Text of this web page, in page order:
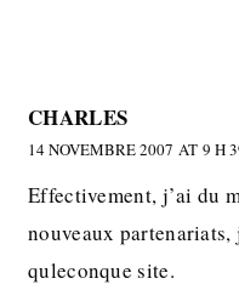
CHARLES
14 NOVEMBRE 2007 AT 9 H
Effectivement, j’ai du
nouveaux partenariats,
quleconque site.